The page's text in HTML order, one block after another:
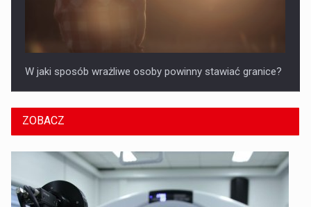
W jaki sposób wrażliwe osoby powinny stawiać granice?
ZOBACZ